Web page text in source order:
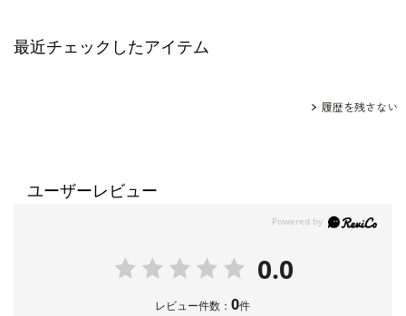
最近チェックしたアイテム
履歴を残さない
ユーザーレビュー
0.0
レビュー件数：0件